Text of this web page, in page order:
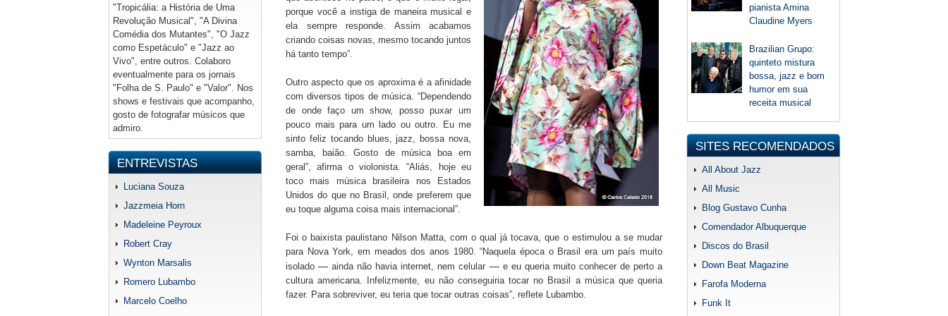
"Tropicália: a História de Uma
Revolução Musical", "A Divina
Comédia dos Mutantes", "O Jazz
como Espetáculo" e "Jazz ao
Vivo", entre outros. Colaboro
eventualmente para os jornais
"Folha de S. Paulo" e "Valor". Nos
shows e festivais que acompanho,
gosto de fotografar músicos que
admiro.
ENTREVISTAS
Luciana Souza
Jazzmeia Horn
Madeleine Peyroux
Robert Cray
Wynton Marsalis
Romero Lubambo
Marcelo Coelho
porque você a instiga de maneira musical e
ela sempre responde. Assim acabamos
criando coisas novas, mesmo tocando juntos
há tanto tempo”.
Outro aspecto que os aproxima é a afinidade
com diversos tipos de música. “Dependendo
de onde faço um show, posso puxar um
pouco mais para um lado ou outro. Eu me
sinto feliz tocando blues, jazz, bossa nova,
samba, baião. Gosto de música boa em
geral”, afirma o violonista. “Aliás, hoje eu
toco mais música brasileira nos Estados
Unidos do que no Brasil, onde preferem que
eu toque alguma coisa mais internacional”.
Foi o baixista paulistano Nilson Matta, com o qual já tocava, que o estimulou a se mudar
para Nova York, em meados dos anos 1980. “Naquela época o Brasil era um país muito
isolado— ainda não havia internet, nem celular —e eu queria muito conhecer de perto a
cultura americana. Infelizmente, eu não conseguiria tocar no Brasil a música que queria
fazer. Para sobreviver, eu teria que tocar outras coisas”, reflete Lubambo.
pianista Amina
Claudine Myers
Brazilian Grupo:
quinteto mistura
bossa, jazz e bom
humor em sua
receita musical
SITES RECOMENDADOS
All About Jazz
All Music
Blog Gustavo Cunha
Comendador Albuquerque
Discos do Brasil
Down Beat Magazine
Farofa Moderna
Funk It